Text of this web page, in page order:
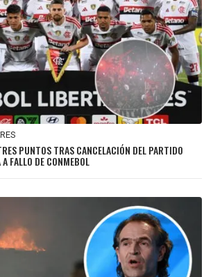
PUNTOS TRAS CANCELACIÓN DEL PARTIDO
FALLO DE CONMEBOL